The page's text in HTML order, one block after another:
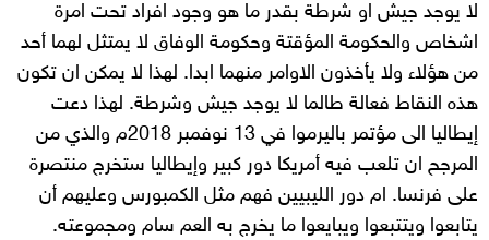
لا يوجد جيش او شرطة بقدر ما هو وجود افراد تحت امرة
اشخاص والحكومة المؤقتة وحكومة الوفاق لا يمتثل لهما أحد
من هؤلاء ولا يأخذون الاوامر منهما ابدا. لهذا لا يمكن ان تكون
هذه النقاط فعالة طالما لا يوجد جيش وشرطة. لهذا دعت
إيطاليا الى مؤتمر باليرموا في 13 نوفمبر 2018م والذي من
المرجح ان تلعب فيه أمريكا دور كبير وإيطاليا ستخرج منتصرة
على فرنسا. ام دور الليبيين فهم مثل الكمبورس وعليهم أن
يتابعوا ويتتبعوا ويبايعوا ما يخرج به العم سام ومجموعته.